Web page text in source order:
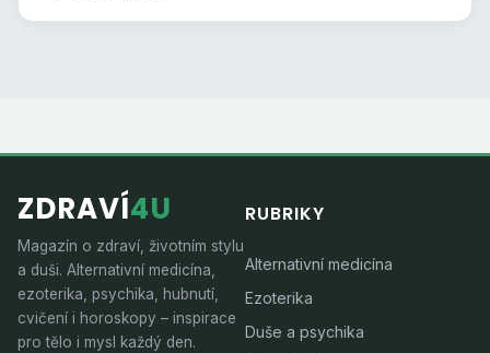
ZDRAVÍ4U
Magazín o zdraví, životním stylu
a duši. Alternativní medicína,
ezoterika, psychika, hubnutí,
cvičení i horoskopy – inspirace
pro tělo i mysl každý den.
RUBRIKY
Alternativní medicína
Ezoterika
Duše a psychika